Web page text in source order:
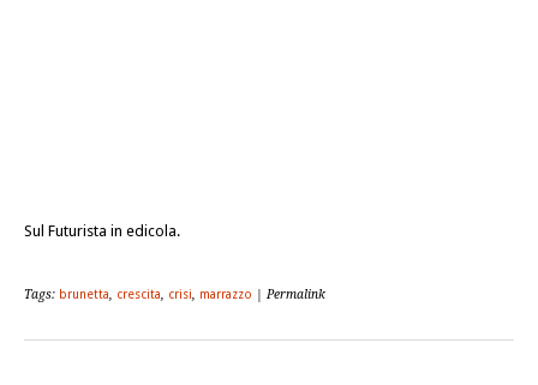
Sul Futurista in edicola.
Tags: brunetta crescita crisi marrazzo | Permalink